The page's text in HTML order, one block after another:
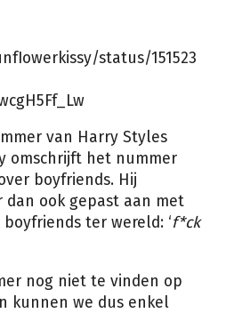
status/151523
van Harry Styles
omschrijft het nummer
boyfriends. Hij
dan ook gepast aan met
ter wereld: ‘f*ck
nog niet te vinden op
kunnen we dus enkel